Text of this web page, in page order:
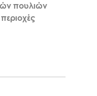
πουλιών